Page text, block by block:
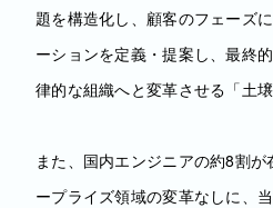
題を構造化し、顧客のフェーズ
ーションを定義・提案し、最終
律的な組織へと変革させる「土
また、国内エンジニアの約8割
ープライズ領域の変革なしに、